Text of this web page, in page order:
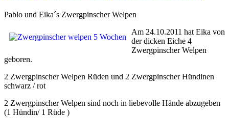
Pablo und Eika´s Zwergpinscher Welpen
Am 24.10.2011 hat Eika von
der dicken Eiche 4
Zwergpinscher Welpen
geboren.
2 Zwergpinscher Welpen Rüden und 2 Zwergpinscher Hündinen
schwarz / rot
2 Zwergpinscher Welpen sind noch in liebevolle Hände abzugeben
(1 Hündin/ 1 Rüde )